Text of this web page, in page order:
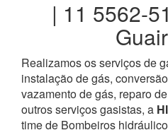
| 11 5562-
Realizamos os serviços de
instalação de gás,
vazamento de gás, reparo
outros serviços gasistas, a
time de Bombeiros